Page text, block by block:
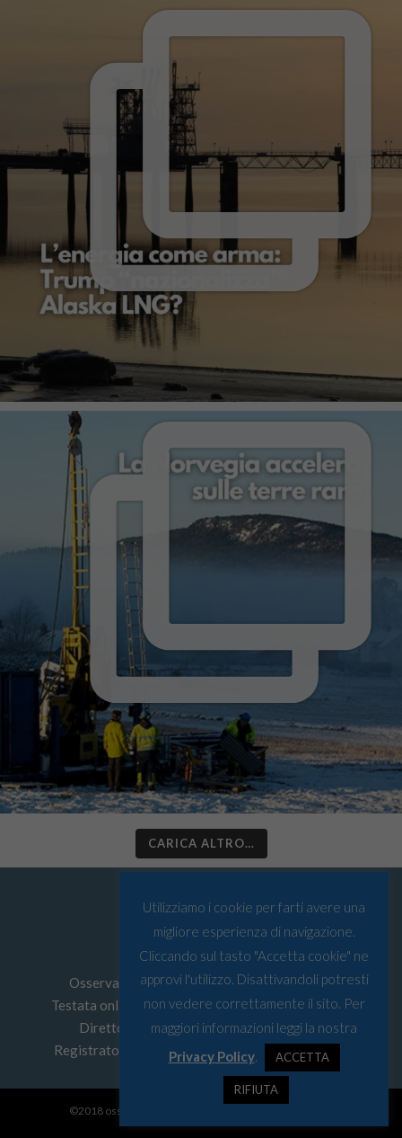
CARICA ALTRO…
Osservatorio Artico © Tutti i diritti riservati
Testata online edita daMust srlP.I: 03067590103
Direttore Responsabile: Leonardo Parigi
Registrato presso Tribunale di Genova n° 4/2022
©2018 osservatorio artico - Web Designer:
Utilizziamo i cookie per farti avere una
migliore esperienza di navigazione.
Cliccando sul tasto "Accetta cookie" ne
approvi l'utilizzo. Disattivandoli potresti
non vedere correttamente il sito. Per
maggiori informazioni leggi la nostra
Privacy Policy. ACCETTA
RIFIUTA